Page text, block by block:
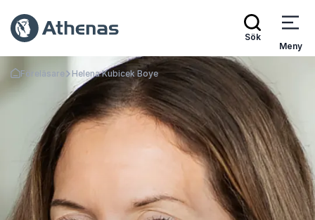
Sök
Meny
Gå tillbaka till startsidan
Föreläsare Helena Kubicek Boye